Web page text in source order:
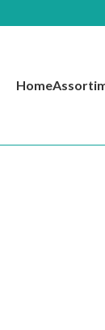
Home